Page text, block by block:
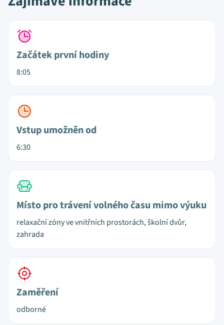
Začátek první hodiny
8:05
Vstup umožněn od
6:30
Místo pro trávení volného času mimo výuku
relaxační zóny ve vnitřních prostorách, školní dvůr,
zahrada
Zaměření
odborné